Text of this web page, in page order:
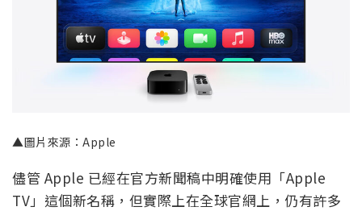
▲圖片來源：Apple
儘管 Apple 已經在官方新聞稿中明確使用「Apple
TV」這個新名稱，但實際上在全球官網上，仍有許多